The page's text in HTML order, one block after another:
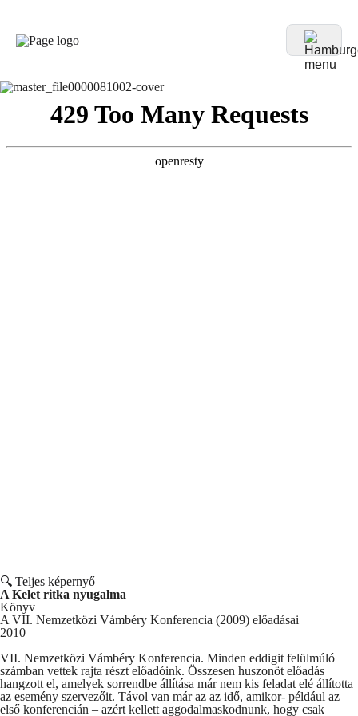
🔍 Teljes képernyő
A Kelet ritka nyugalma
Könyv
A VII. Nemzetközi Vámbéry Konferencia (2009) előadásai
2010
VII. Nemzetközi Vámbéry Konferencia. Minden eddigit felülmúló
számban vettek rajta részt előadóink. Összesen huszonöt előadás
hangzott el, amelyek sorrendbe állítása már nem kis feladat elé állította
az esemény szervezőit. Távol van már az az idő, amikor- például az
első konferencián – azért kellett aggodalmaskodnunk, hogy csak